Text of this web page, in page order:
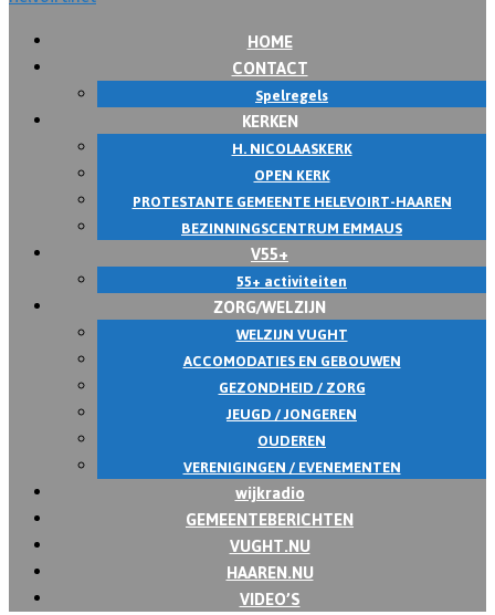
HOME
CONTACT
Spelregels
KERKEN
H. NICOLAASKERK
OPEN KERK
PROTESTANTE GEMEENTE HELEVOIRT-HAAREN
BEZINNINGSCENTRUM EMMAUS
V55+
55+ activiteiten
ZORG/WELZIJN
WELZIJN VUGHT
ACCOMODATIES EN GEBOUWEN
GEZONDHEID / ZORG
JEUGD / JONGEREN
OUDEREN
VERENIGINGEN / EVENEMENTEN
wijkradio
GEMEENTEBERICHTEN
VUGHT.NU
HAAREN.NU
VIDEO’S